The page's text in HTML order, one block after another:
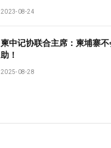
2023-08-24
柬中记协联合主席：柬埔寨
助！
2025-08-28